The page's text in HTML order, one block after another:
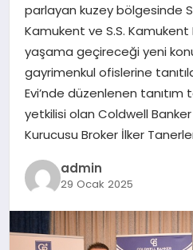
DÜNYA
EĞITIM
parlayan kuzey bölgesinde
Kamukent ve S.S. Kamukent
yaşama geçireceği yeni
gayrimenkul ofislerine
Evi’nde düzenlenen tanıtım
yetkilisi olan Coldwell
Kurucusu Broker İlker
admin
29 Ocak 2025